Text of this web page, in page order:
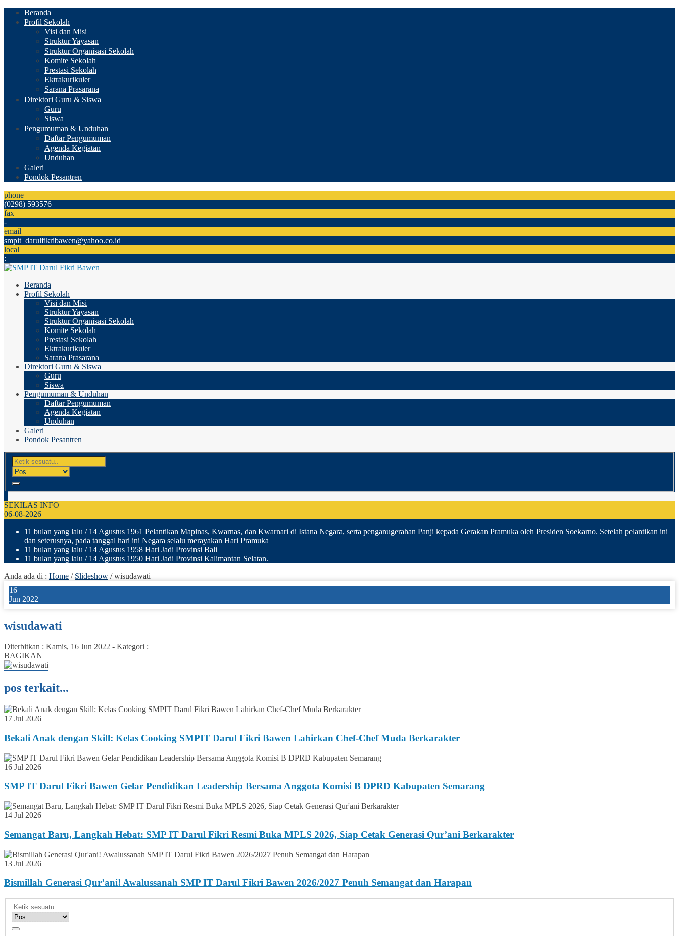
Beranda
Profil Sekolah
Visi dan Misi
Struktur Yayasan
Struktur Organisasi Sekolah
Komite Sekolah
Prestasi Sekolah
Ektrakurikuler
Sarana Prasarana
Direktori Guru & Siswa
Guru
Siswa
Pengumuman & Unduhan
Daftar Pengumuman
Agenda Kegiatan
Unduhan
Galeri
Pondok Pesantren
phone
(0298) 593576
fax
-
email
smpit_darulfikribawen@yahoo.co.id
local
:
Beranda
Profil Sekolah
Visi dan Misi
Struktur Yayasan
Struktur Organisasi Sekolah
Komite Sekolah
Prestasi Sekolah
Ektrakurikuler
Sarana Prasarana
Direktori Guru & Siswa
Guru
Siswa
Pengumuman & Unduhan
Daftar Pengumuman
Agenda Kegiatan
Unduhan
Galeri
Pondok Pesantren
SEKILAS INFO
06-08-2026
11 bulan yang lalu / 14 Agustus 1961 Pelantikan Mapinas, Kwarnas, dan Kwarnari di Istana Negara, serta penganugerahan Panji kepada Gerakan Pramuka oleh Presiden Soekarno. Setelah pelantikan ini
dan seterusnya, pada tanggal hari ini Negara selalu merayakan Hari Pramuka
11 bulan yang lalu / 14 Agustus 1958 Hari Jadi Provinsi Bali
11 bulan yang lalu / 14 Agustus 1950 Hari Jadi Provinsi Kalimantan Selatan.
Anda ada di : Home / Slideshow /wisudawati
16
Jun 2022
wisudawati
Diterbitkan : Kamis, 16 Jun 2022 - Kategori :
BAGIKAN
pos terkait...
17 Jul 2026
Bekali Anak dengan Skill: Kelas Cooking SMPIT Darul Fikri Bawen Lahirkan Chef-Chef Muda Berkarakter
16 Jul 2026
SMP IT Darul Fikri Bawen Gelar Pendidikan Leadership Bersama Anggota Komisi B DPRD Kabupaten Semarang
14 Jul 2026
Semangat Baru, Langkah Hebat: SMP IT Darul Fikri Resmi Buka MPLS 2026, Siap Cetak Generasi Qur’ani Berkarakter
13 Jul 2026
Bismillah Generasi Qur’ani! Awalussanah SMP IT Darul Fikri Bawen 2026/2027 Penuh Semangat dan Harapan